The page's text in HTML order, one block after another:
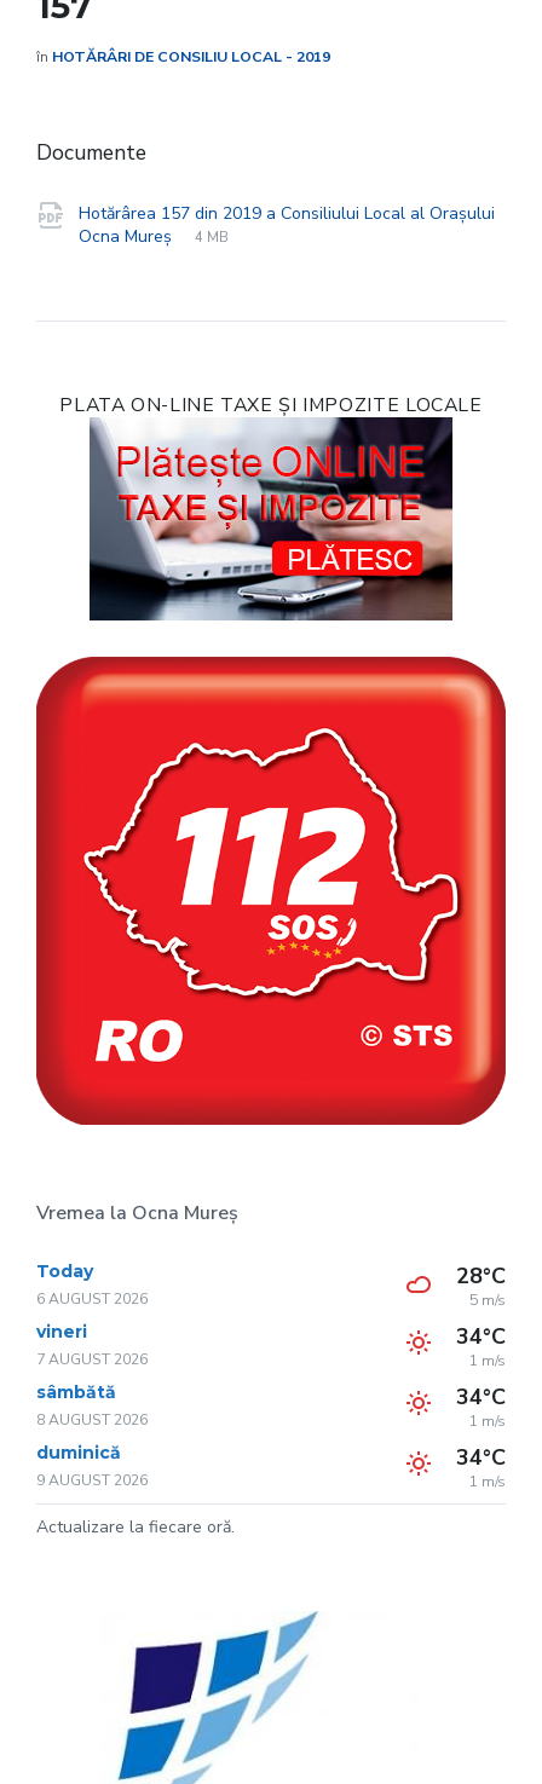
în HOTĂRÂRI DE CONSILIU LOCAL - 2019
Documente
Hotărârea 157 din 2019 a Consiliului Local al Orașului
Ocna Mureș
File
pdf
File
4 MB
PLATA ON-LINE TAXE ȘI IMPOZITE LOCALE
Vremea la Ocna Mureș
Today
6 AUGUST 2026
28°C
5 m/s
vineri
7 AUGUST 2026
34°C
1 m/s
sâmbătă
8 AUGUST 2026
34°C
1 m/s
duminică
9 AUGUST 2026
34°C
1 m/s
Actualizare la fiecare oră.